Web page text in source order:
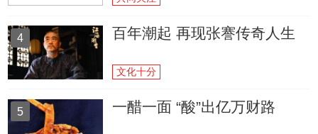
4 百年潮起 再现张謇传奇人生
文化十分
5 一醋一面 “酸”出亿万财路